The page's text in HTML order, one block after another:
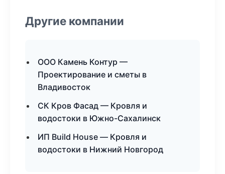
Другие компании
ООО Камень Контур —
Проектирование и сметы в
Владивосток
СК Кров Фасад — Кровля и
водостоки в Южно-Сахалинск
ИП Build House — Кровля и
водостоки в Нижний Новгород